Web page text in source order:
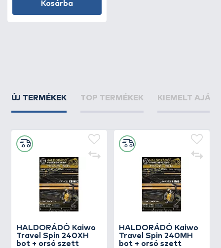
Kosárba
ÚJ TERMÉKEK TOP TERMÉKEK KIEMELT
HALDORÁDÓ Kaiwo
Travel Spin 240XH
bot + orsó szett
HALDORÁDÓ Kaiwo
Travel Spin 240MH
bot + orsó szett